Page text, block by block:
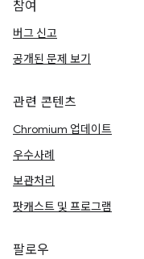
참여
버그 신고
공개된 문제 보기
관련 콘텐츠
Chromium 업데이트
우수사례
보관처리
팟캐스트 및 프로그램
팔로우